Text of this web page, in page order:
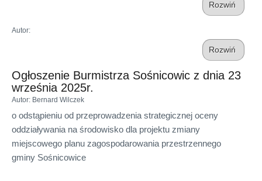
Rozwiń
Autor:
Rozwiń
Ogłoszenie Burmistrza Sośnicowic z dnia 23
września 2025r.
Autor: Bernard Wilczek
o odstąpieniu od przeprowadzenia strategicznej oceny
oddziaływania na środowisko dla projektu zmiany
miejscowego planu zagospodarowania przestrzennego
gminy Sośnicowice